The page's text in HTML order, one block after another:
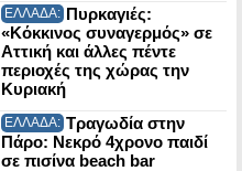
ΕΛΛΑΔΑ: Πυρκαγιές:
«Κόκκινος συναγερμός» σε
Αττική και άλλες πέντε
περιοχές της χώρας την
Κυριακή
ΕΛΛΑΔΑ: Τραγωδία στην
Πάρο: Νεκρό 4χρονο παιδί
σε πισίνα beach bar